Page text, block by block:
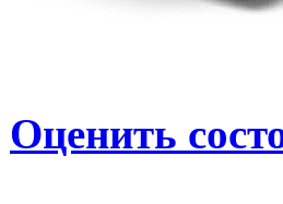
Оценить